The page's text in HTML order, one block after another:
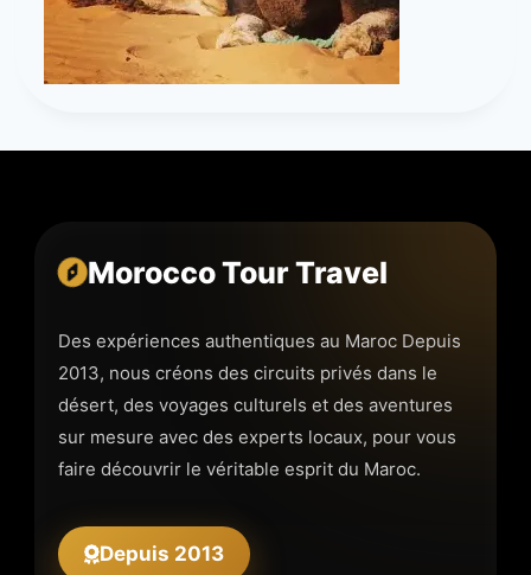
Morocco Tour Travel
Des expériences authentiques au Maroc Depuis
2013, nous créons des circuits privés dans le
désert, des voyages culturels et des aventures
sur mesure avec des experts locaux, pour vous
faire découvrir le véritable esprit du Maroc.
Depuis 2013